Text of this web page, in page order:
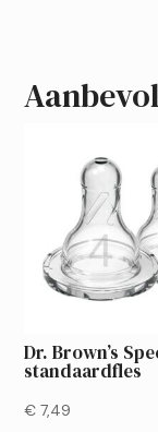
Dr. Brown’s
standaardfles
€ 7,49